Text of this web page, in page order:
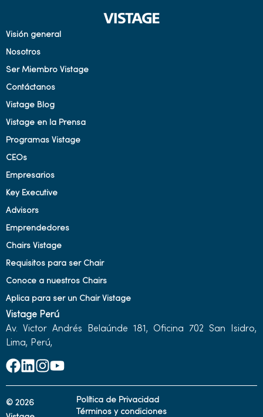
Visión general
Nosotros
Ser Miembro Vistage
Contáctanos
Vistage Blog
Vistage en la Prensa
Programas Vistage
CEOs
Empresarios
Key Executive
Advisors
Emprendedores
Chairs Vistage
Requisitos para ser Chair
Conoce a nuestros Chairs
Aplica para ser un Chair Vistage
Vistage Perú
Av. Victor Andrés Belaúnde 181, Oficina 702 San Isidro,
Lima, Perú,
© 2026
Política de Privacidad
Términos y condiciones